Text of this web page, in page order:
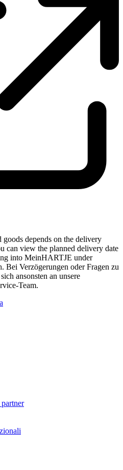
depends on the delivery
can view the planned delivery date
into MeinHARTJE under
Bei Verzögerungen oder Fragen zu
ansonsten an unsere
Team.